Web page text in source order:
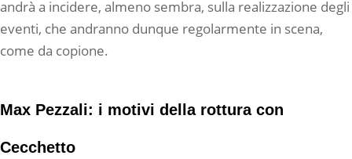
andrà a incidere, almeno sembra, sulla realizzazione degli
eventi, che andranno dunque regolarmente in scena,
come da copione.
Max Pezzali: i motivi della rottura con
Cecchetto